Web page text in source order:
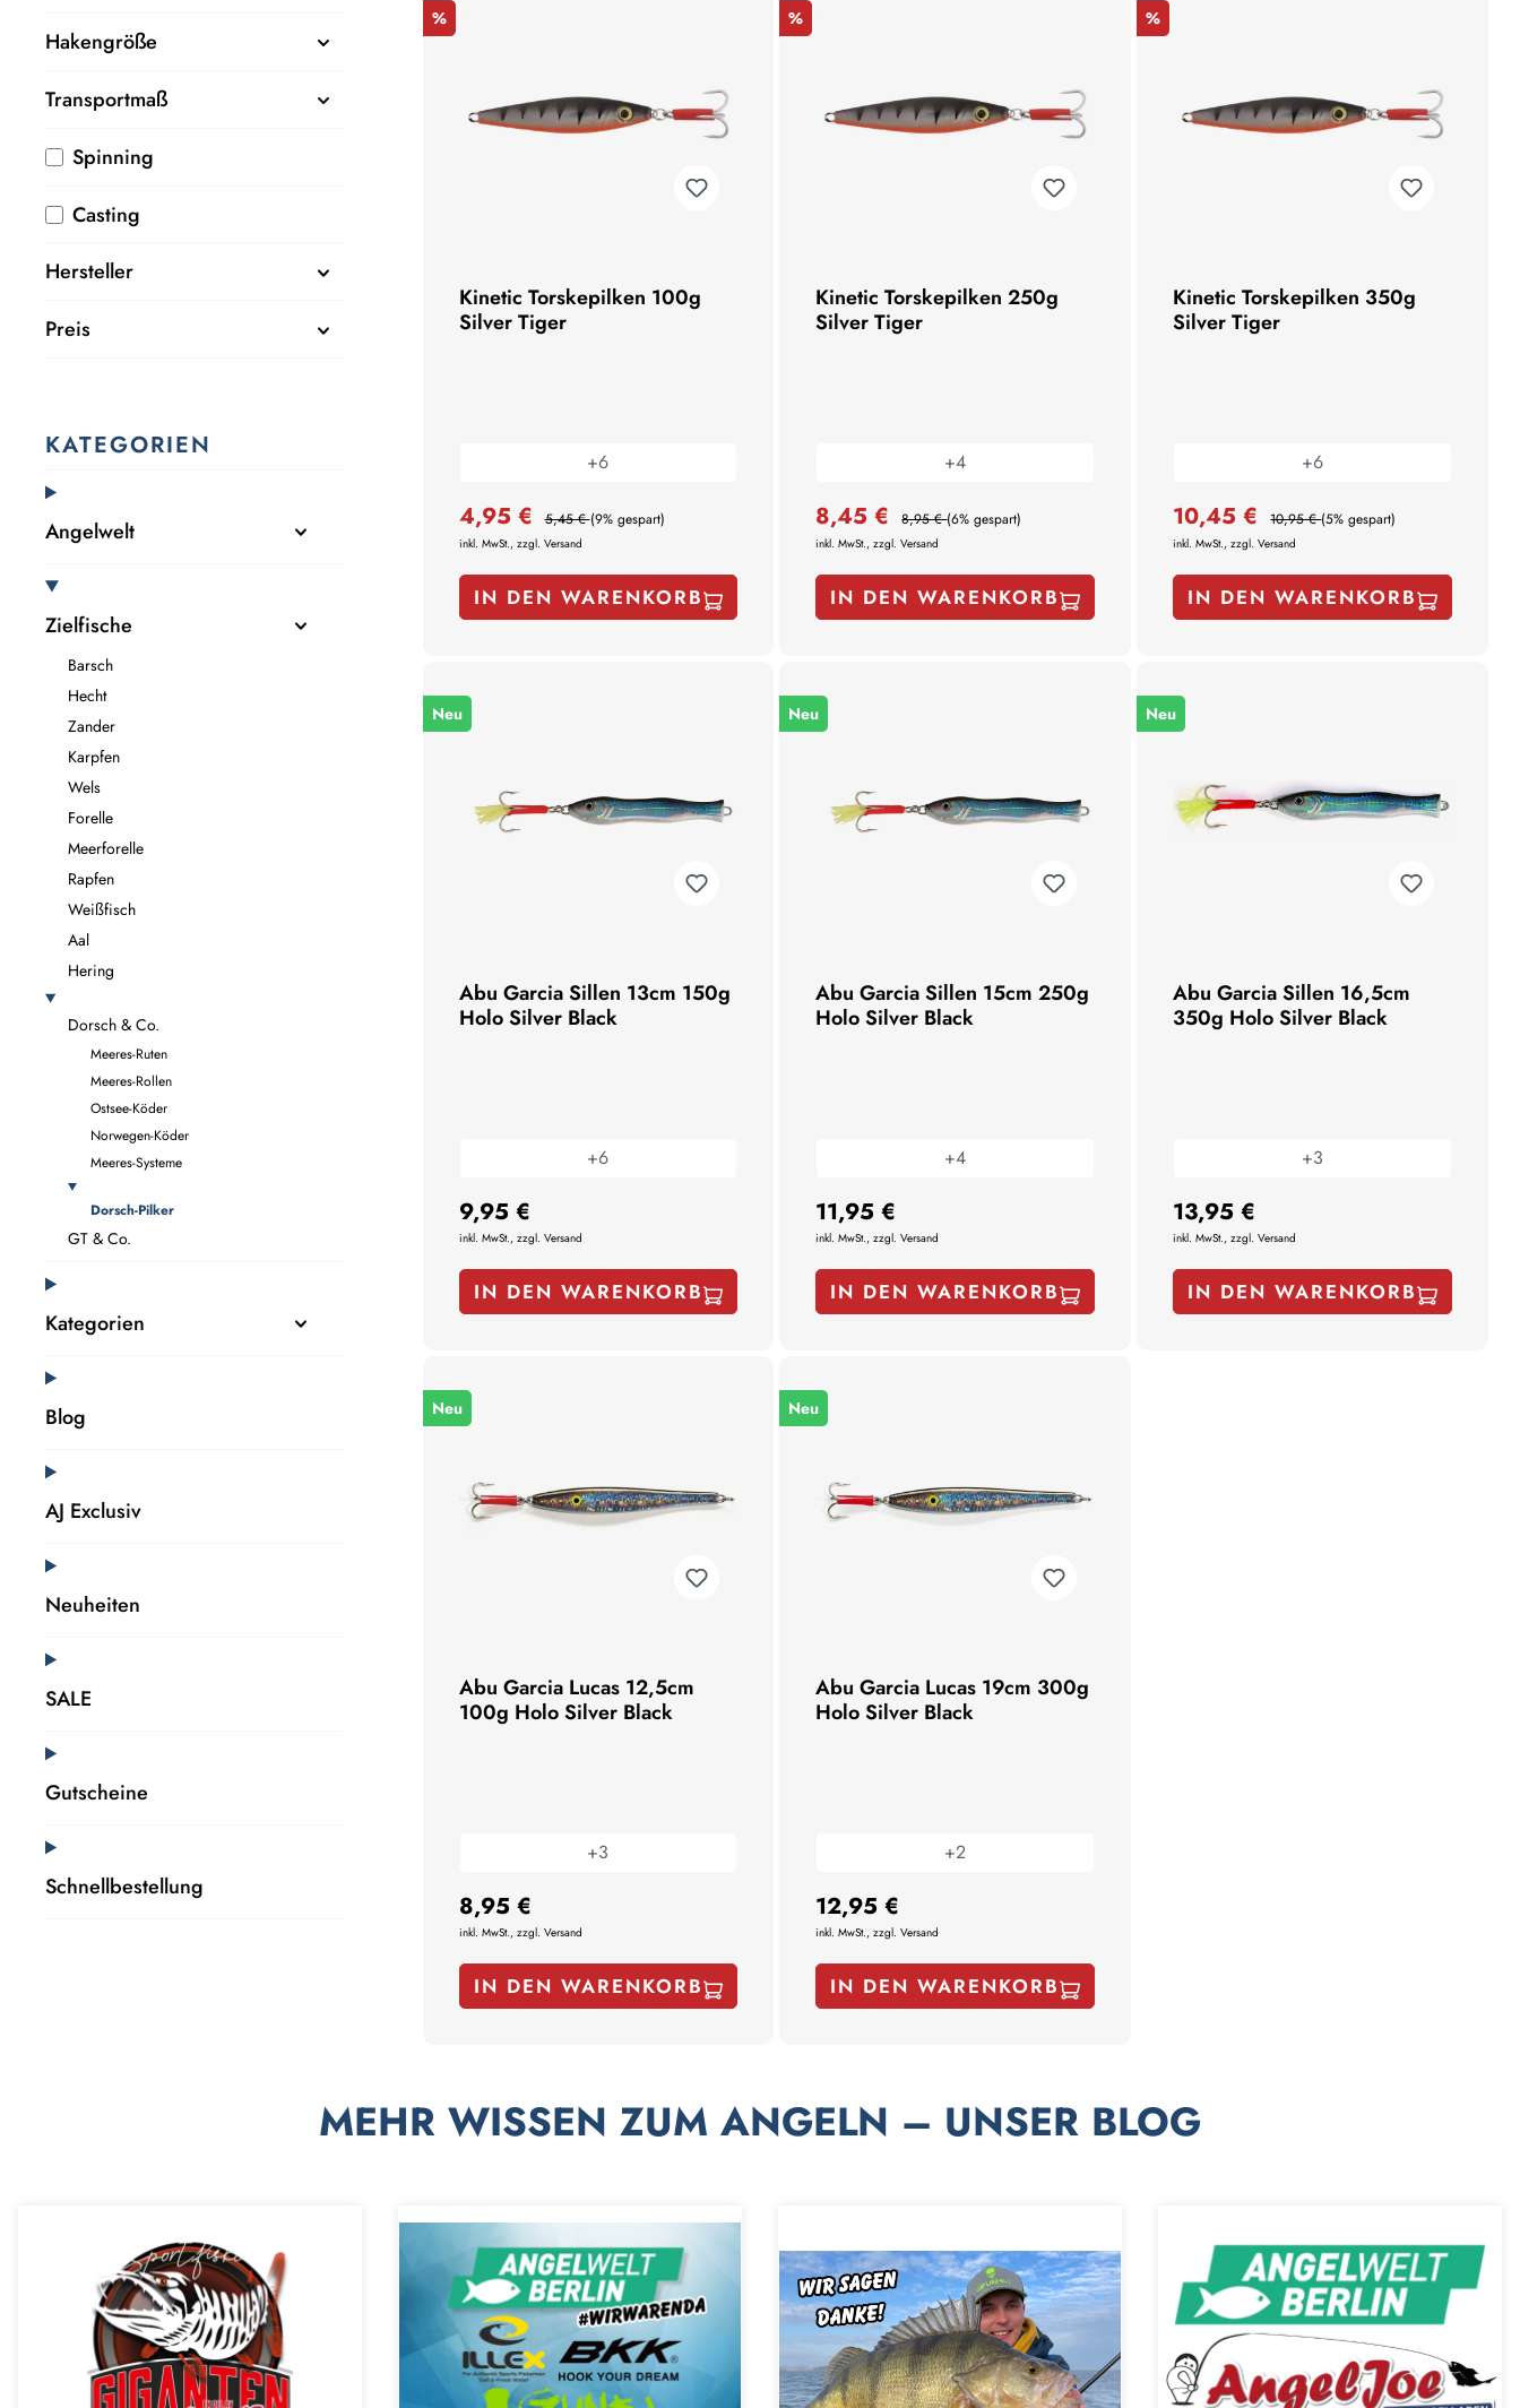
Hakengröße
Transportmaß
Spinning
Casting
Hersteller
Preis
KATEGORIEN
Angelwelt
Zielfische
Barsch
Hecht
Zander
Karpfen
Wels
Forelle
Meerforelle
Rapfen
Weißfisch
Aal
Hering
Dorsch & Co.
Meeres-Ruten
Meeres-Rollen
Ostsee-Köder
Norwegen-Köder
Meeres-Systeme
Dorsch-Pilker
GT & Co.
Kategorien
Blog
AJ Exclusiv
Neuheiten
SALE
Gutscheine
Schnellbestellung
%
Kinetic Torskepilken 100g
Silver Tiger
+6
4,95 € 5,45 €(9% gespart)
inkl. MwSt., zzgl. Versand
IN DEN WARENKORB
%
Kinetic Torskepilken 250g
Silver Tiger
+4
8,45 € 8,95 €(6% gespart)
inkl. MwSt., zzgl. Versand
IN DEN WARENKORB
%
Kinetic Torskepilken 350g
Silver Tiger
+6
10,45 € 10,95 €(5% gespart)
inkl. MwSt., zzgl. Versand
IN DEN WARENKORB
Neu
Abu Garcia Sillen 13cm 150g
Holo Silver Black
+6
9,95 €
inkl. MwSt., zzgl. Versand
IN DEN WARENKORB
Neu
Abu Garcia Sillen 15cm 250g
Holo Silver Black
+4
11,95 €
inkl. MwSt., zzgl. Versand
IN DEN WARENKORB
Neu
Abu Garcia Sillen 16,5cm
350g Holo Silver Black
+3
13,95 €
inkl. MwSt., zzgl. Versand
IN DEN WARENKORB
Neu
Abu Garcia Lucas 12,5cm
100g Holo Silver Black
+3
8,95 €
inkl. MwSt., zzgl. Versand
IN DEN WARENKORB
Neu
Abu Garcia Lucas 19cm 300g
Holo Silver Black
+2
12,95 €
inkl. MwSt., zzgl. Versand
IN DEN WARENKORB
MEHR WISSEN ZUM ANGELN – UNSER BLOG